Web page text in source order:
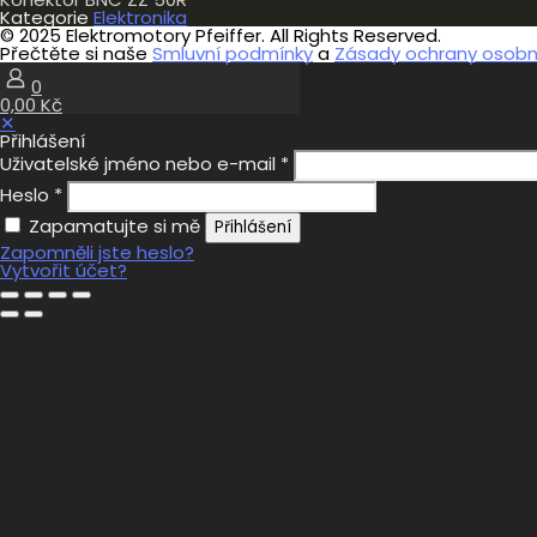
Kategorie Elektronika
© 2025 Elektromotory Pfeiffer. All Rights Reserved.
Přečtěte si naše Smluvní podmínkya Zásady ochrany
0
0,00 Kč
✕
Přihlášení
Uživatelské jméno nebo e-mail *
Heslo *
Zapamatujte si mě
Přihlášení
Zapomněli jste heslo?
Vytvořit účet?